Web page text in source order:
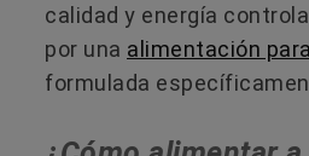
calidad y energía
por una alimentación
formulada